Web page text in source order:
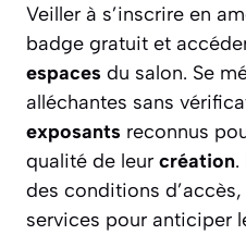
Veiller à s’inscrire en
badge gratuit et
espaces du salon. Se
alléchantes sans
exposants reconnus
qualité de leur création.
des conditions
services pour anticiper